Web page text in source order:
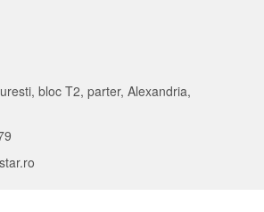
bloc T2, parter, Alexandria,